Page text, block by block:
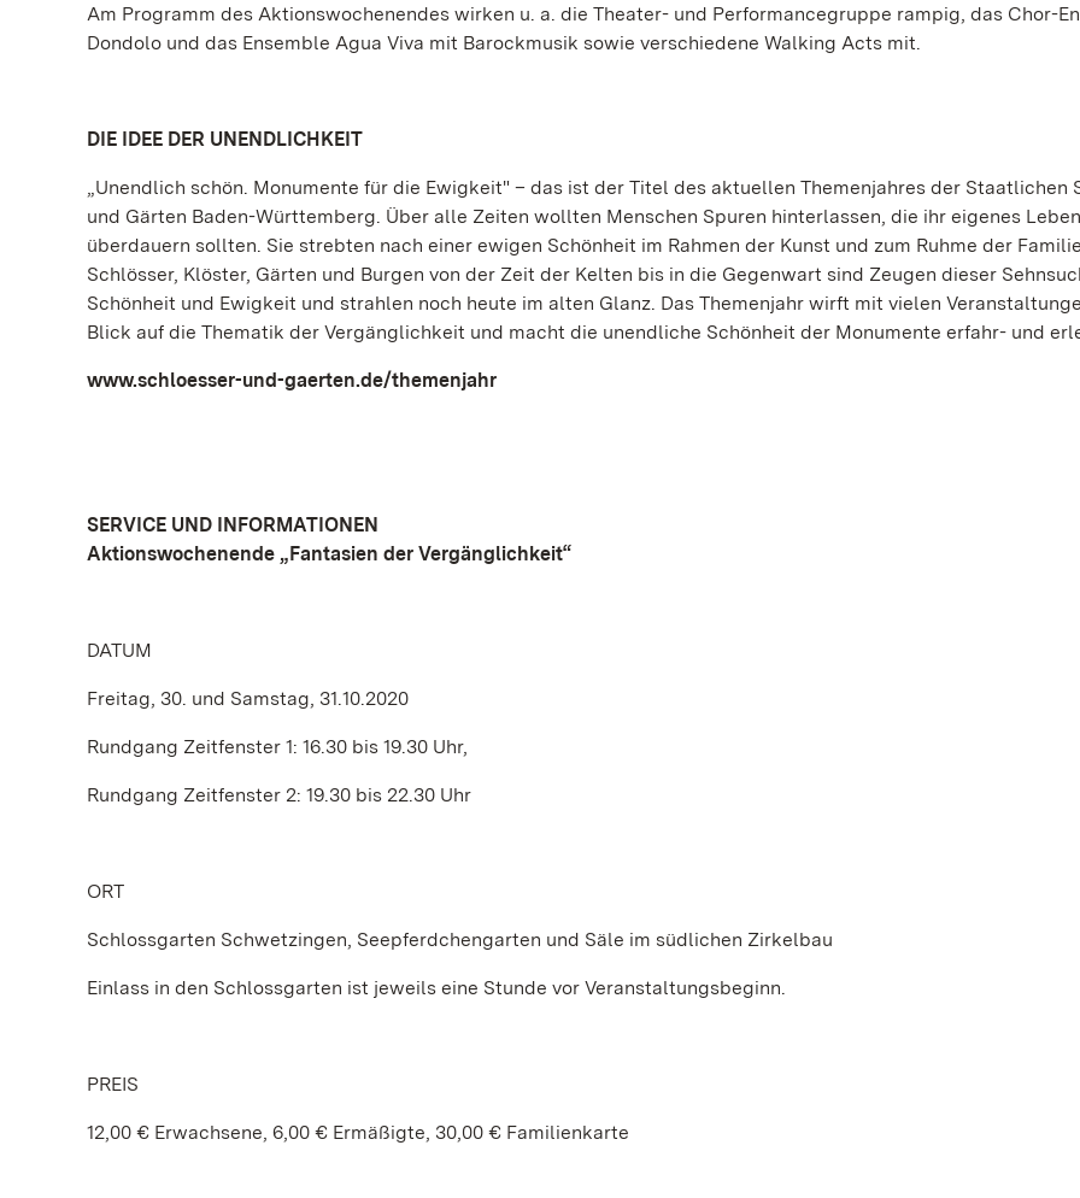
Am Programm des Aktionswochenendes wirken u. a. die Theater- und Performancegruppe rampig, das Chor-
Dondolo und das Ensemble Agua Viva mit Barockmusik sowie verschiedene Walking Acts mit.
DIE IDEE DER UNENDLICHKEIT
„Unendlich schön. Monumente für die Ewigkeit" – das ist der Titel des aktuellen Themenjahres der Staatlichen
und Gärten Baden-Württemberg. Über alle Zeiten wollten Menschen Spuren hinterlassen, die ihr eigenes Leben
überdauern sollten. Sie strebten nach einer ewigen Schönheit im Rahmen der Kunst und zum Ruhme der
Schlösser, Klöster, Gärten und Burgen von der Zeit der Kelten bis in die Gegenwart sind Zeugen dieser
Schönheit und Ewigkeit und strahlen noch heute im alten Glanz. Das Themenjahr wirft mit vielen
Blick auf die Thematik der Vergänglichkeit und macht die unendliche Schönheit der Monumente erfahr- und
www.schloesser-und-gaerten.de/themenjahr
SERVICE UND INFORMATIONEN
Aktionswochenende „Fantasien der Vergänglichkeit“
DATUM
Freitag, 30. und Samstag, 31.10.2020
Rundgang Zeitfenster 1: 16.30 bis 19.30 Uhr,
Rundgang Zeitfenster 2: 19.30 bis 22.30 Uhr
ORT
Schlossgarten Schwetzingen, Seepferdchengarten und Säle im südlichen Zirkelbau
Einlass in den Schlossgarten ist jeweils eine Stunde vor Veranstaltungsbeginn.
PREIS
12,00 € Erwachsene, 6,00 € Ermäßigte, 30,00 € Familienkarte